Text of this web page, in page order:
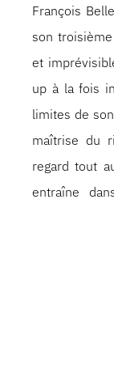
François
son
et
up à la fois
limites de
maîtrise du
regard tout
entraîne